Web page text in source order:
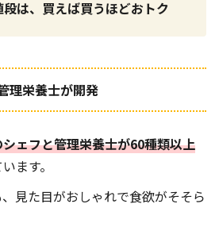
は、買えば買うほどおトク
理栄養士が開発
ェフと管理栄養士が60種類以上
ます。
見た目がおしゃれで食欲がそそら